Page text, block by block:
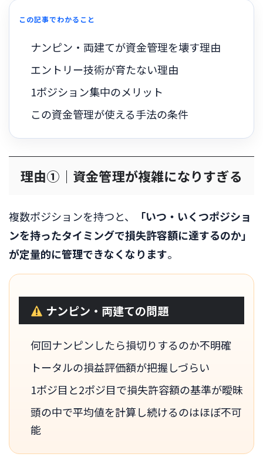
この記事でわかること
ナンピン・両建てが資金管理を壊す理由
エントリー技術が育たない理由
1ポジション集中のメリット
この資金管理が使える手法の条件
理由①｜資金管理が複雑になりすぎる
複数ポジションを持つと、
「いつ・いくつポジショ
ンを持ったタイミングで損失許容額に達するのか」
が定量的に管理できなくなります。
ナンピン・両建ての問題
何回ナンピンしたら損切りするのか不明確
トータルの損益評価額が把握しづらい
1ポジ目と2ポジ目で損失許容額の基準が曖昧
頭の中で平均値を計算し続けるのはほぼ不可
能